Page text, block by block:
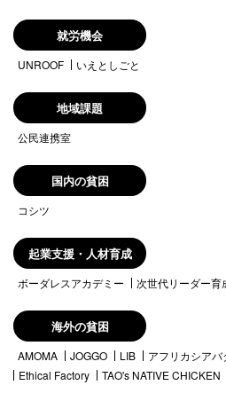
就労機会
UNROOF いえとしごと
地域課題
公民連携室
国内の貧困
コシツ
起業支援・人材育成
ボーダレスアカデミー 次世代リーダー育
海外の貧困
AMOMA JOGGO LIB アフリカシアバ
Ethical Factory
TAO's NATIVE CHICKEN